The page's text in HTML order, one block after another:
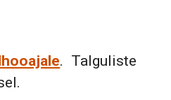
. Talguliste